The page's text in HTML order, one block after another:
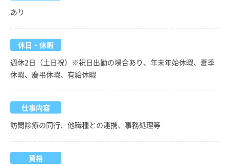
あり
休日・休暇
週休2日（土日祝）※祝日出勤の場合あり、年末年始休暇、夏季
休暇、慶弔休暇、有給休暇
仕事内容
訪問診療の同行、他職種との連携、事務処理等
資格